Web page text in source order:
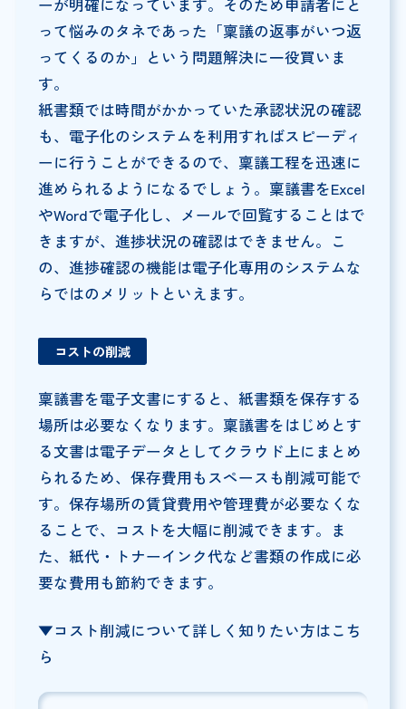
って悩みのタネであった「稟議の返事がいつ返
ってくるのか」という問題解決に一役買いま
す。
紙書類では時間がかかっていた承認状況の確認
も、電子化のシステムを利用すればスピーディ
ーに行うことができるので、稟議工程を迅速に
進められるようになるでしょう。稟議書をExcel
やWordで電子化し、メールで回覧することはで
きますが、進捗状況の確認はできません。こ
の、進捗確認の機能は電子化専用のシステムな
らではのメリットといえます。
コストの削減
稟議書を電子文書にすると、紙書類を保存する
場所は必要なくなります。稟議書をはじめとす
る文書は電子データとしてクラウド上にまとめ
られるため、保存費用もスペースも削減可能で
す。保存場所の賃貸費用や管理費が必要なくな
ることで、コストを大幅に削減できます。ま
た、紙代・トナーインク代など書類の作成に必
要な費用も節約できます。
▼コスト削減について詳しく知りたい方はこち
ら